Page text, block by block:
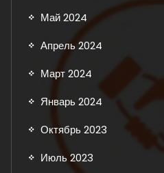
Май 2024
Апрель 2024
Март 2024
Январь 2024
Октябрь 2023
Июль 2023